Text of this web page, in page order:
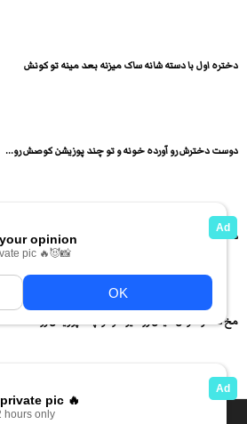
دختره اول با دسته شانه ساک میزنه بعد مینه تو کونش
دوست دخترش رو آورده خونه و تو چند پوزیشن کوصش رو...
دختره رو لخت میکنه لنگاش رو میده هوا و کیرش رو...
مخ دختر خوش هیکل رو میزنه و تو چند پوزیشن رو...